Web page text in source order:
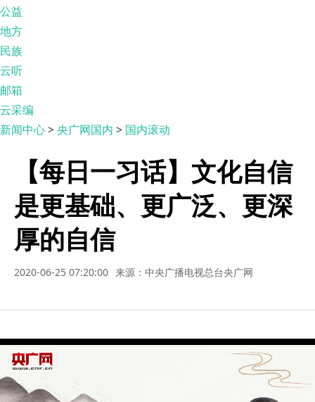
公益
地方
民族
云听
邮箱
云采编
新闻中心>央广网国内 > 国内滚动
【每日一习话】文化自信
是更基础、更广泛、更深
厚的自信
2020-06-25 07:20:00 来源：中央广播电视总台央广网